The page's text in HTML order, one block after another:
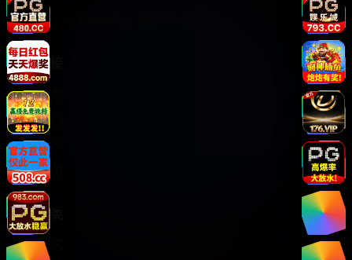
© 2025 视频流媒体平台. 保留所有权利.
快速链接
视频分类
关于我们
服务支持
版权声明
热门分类
日韩综艺